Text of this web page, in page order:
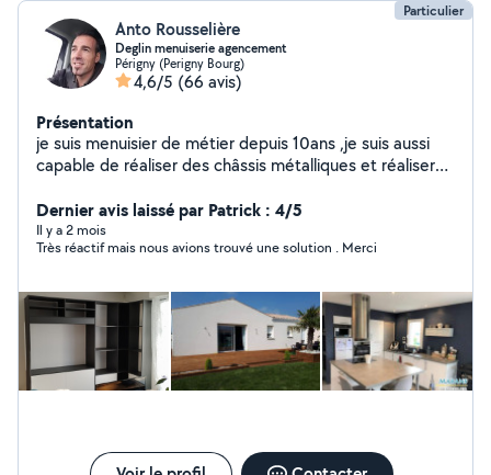
Particulier
Anto Rousselière
Deglin menuiserie agencement
Périgny (Perigny Bourg)
4,6/5 (66 avis)
Présentation
je suis menuisier de métier depuis 10ans ,je suis aussi
capable de réaliser des châssis métalliques et réaliser
de portail,volet, parquet,cuisine et dressing sur mesure.
J'ai aussi des notions en électricité et plomberie, je
peux aussi vous aider dans la manutention. Je suis une
fait et la nouveauté. Je suis quelqu'un de créatif
n'hésitez pas à me contacter pour toutes sortes de
Dernier avis laissé par Patrick : 4/5
Il y a 2 mois
Très réactif mais nous avions trouvé une solution . Merci